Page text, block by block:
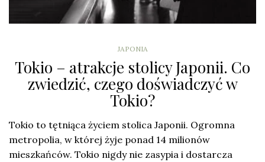
JAPONIA
Tokio – atrakcje stolicy Japonii. Co
zwiedzić, czego doświadczyć w
Tokio?
Tokio to tętniąca życiem stolica Japonii. Ogromna
metropolia, w której żyje ponad 14 milionów
mieszkańców. Tokio nigdy nie zasypia i dostarcza